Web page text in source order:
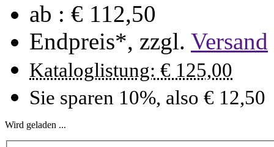
ab : € 112,50
Endpreis*, zzgl. Versand
Kataloglistung: € 125,00
Sie sparen 10%, also € 12,50
Wird geladen ...